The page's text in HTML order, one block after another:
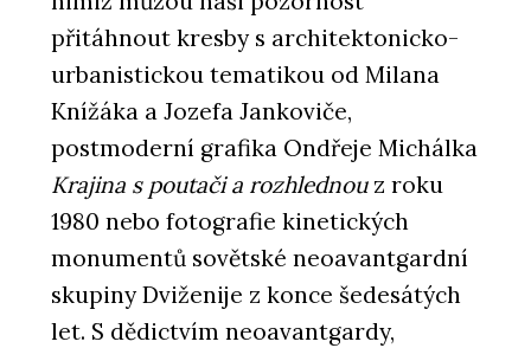
přitáhnout kresby s architektonicko-
urbanistickou tematikou od Milana
Knížáka a Jozefa Jankoviče,
postmoderní grafika Ondřeje Michálka
Krajina s poutači a rozhlednouz roku
1980 nebo fotografie kinetických
monumentů sovětské neoavantgardní
skupiny Dviženije z konce šedesátých
let. S dědictvím neoavantgardy,